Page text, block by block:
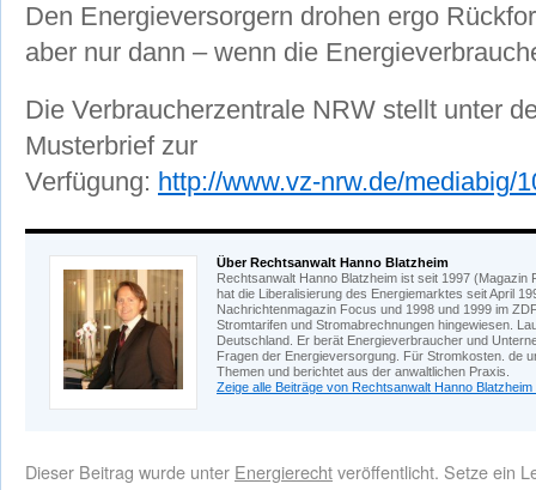
Den Energieversorgern drohen ergo
aber nur dann – wenn die
Die Verbraucherzentrale NRW stellt unter
Musterbrief zur
Verfügung: http://www.vz-nrw.de/mediabig/
Über Rechtsanwalt Hanno Blatzheim
Rechtsanwalt Hanno Blatzheim ist seit 1997
hat die Liberalisierung des Energiemarktes seit April
Nachrichtenmagazin Focus und 1998 und 1999 im
Stromtarifen und Stromabrechnungen hingewiesen.
Deutschland. Er berät Energieverbraucher und
Fragen der Energieversorgung. Für Stromkosten. de
Themen und berichtet aus der anwaltlichen Praxis.
Zeige alle Beiträge von Rechtsanwalt Hanno Blatzheim
Dieser Beitrag wurde unter Energierechtveröffentlicht. Setze ein